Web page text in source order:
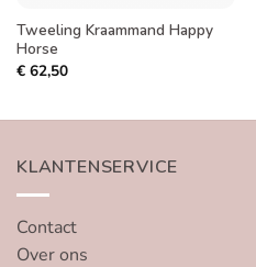
Tweeling Kraammand Happy
Horse
€62,50
KLANTENSERVICE
Contact
Over ons